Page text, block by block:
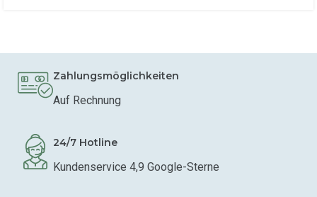
Zahlungsmöglichkeiten
Auf Rechnung
24/7 Hotline
Kundenservice 4,9 Google-Sterne